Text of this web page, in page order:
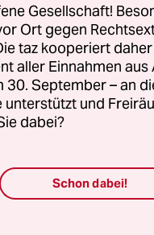
immer
haben,
Gesellschaft!
Ort gegen
taz kooperiert
aller Einnahmen
30. September – an
und
dabei?
Schon dabei!